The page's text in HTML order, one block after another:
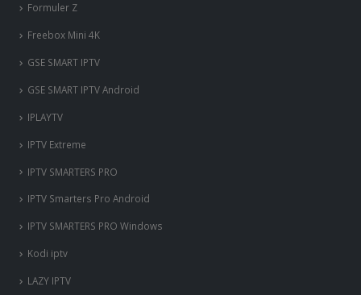
Formuler Z
Freebox Mini 4K
‎GSE SMART IPTV
GSE SMART IPTV Android
IPLAYTV
IPTV Extreme
IPTV SMARTERS PRO
IPTV Smarters Pro Android
IPTV SMARTERS PRO Windows
Kodi iptv
LAZY IPTV